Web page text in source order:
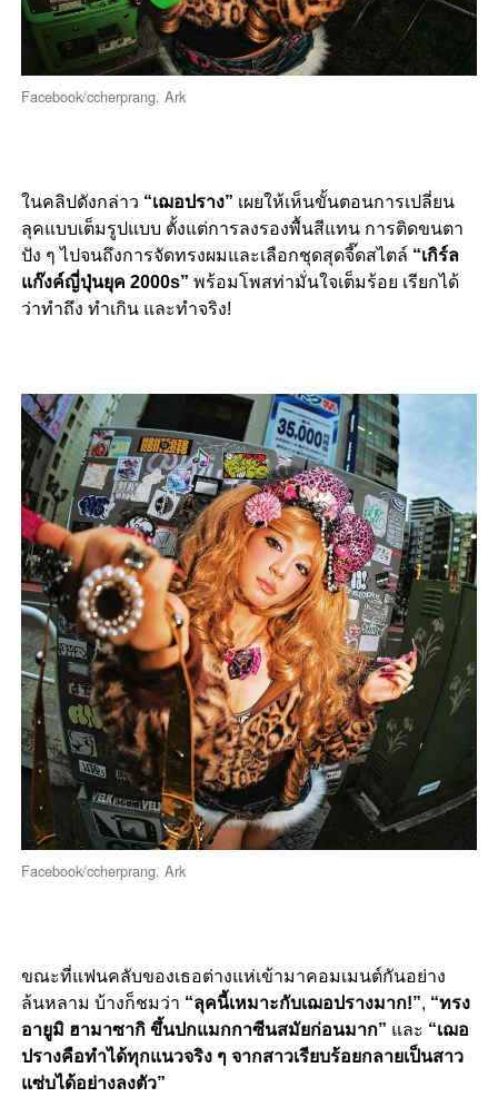
Facebook/ccherprang. Ark
ในคลิปดังกล่าว “เฌอปราง” เผยให้เห็นขั้นตอนการเปลี่ยน
ลุคแบบเต็มรูปแบบ ตั้งแต่การลงรองพื้นสีแทน การติดขนตา
ปัง ๆ ไปจนถึงการจัดทรงผมและเลือกชุดสุดจี๊ดสไตล์ “เกิร์ล
แก๊งค์ญี่ปุ่นยุค 2000s” พร้อมโพสท่ามั่นใจเต็มร้อย เรียกได้
ว่าทำถึง ทำเกิน และทำจริง!
Facebook/ccherprang. Ark
ขณะที่แฟนคลับของเธอต่างแห่เข้ามาคอมเมนต์กันอย่าง
ล้นหลาม บ้างก็ชมว่า “ลุคนี้เหมาะกับเฌอปรางมาก!”, “ทรง
อายูมิ ฮามาซากิ ขึ้นปกแมกกาซีนสมัยก่อนมาก” และ “เฌอ
ปรางคือทำได้ทุกแนวจริง ๆ จากสาวเรียบร้อยกลายเป็นสาว
แซ่บได้อย่างลงตัว”